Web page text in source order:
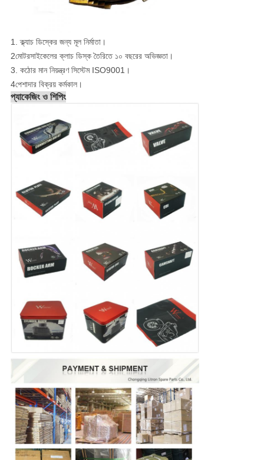
1. ক্ল্যাচ ডিস্কের জন্য মূল নির্মাতা।
2মোটরসাইকেলের ক্লাচ ডিস্ক তৈরিতে ১০ বছরের অভিজ্ঞতা।
3. কঠোর মান নিয়ন্ত্রণ সিস্টেম ISO9001।
4পেশাদার বিক্রয় কর্মকাল।
প্যাকেজিং ও শিপিং